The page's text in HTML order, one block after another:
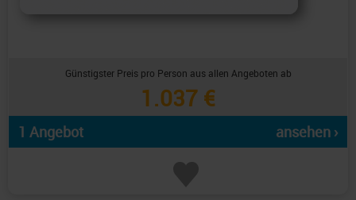
Günstigster Preis pro Person aus allen Angeboten ab
1.037 €
1 Angebot ansehen ›